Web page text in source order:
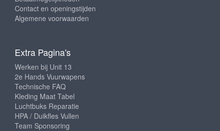
Contact en openingstijden
Algemene voorwaarden
Extra Pagina's
Werken bij Unit 13
2e Hands Vuurwapens
Technische FAQ
Kleding Maat Tabel
Luchtbuks Reparatie
HPA / Duikfles Vullen
Team Sponsoring